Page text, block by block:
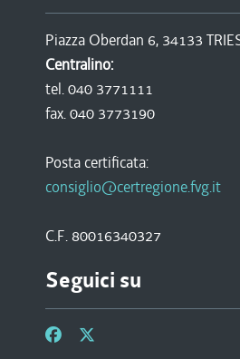
Piazza Oberdan 6, 34133
Centralino:
tel. 040 3771111
fax. 040 3773190
Posta certificata:
consiglio@certregione.fvg.it
C.F. 80016340327
Seguici su